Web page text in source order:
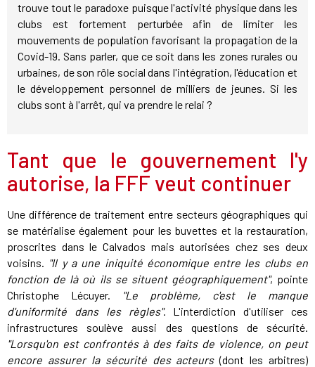
trouve tout le paradoxe puisque l'activité physique dans les
clubs est fortement perturbée afin de limiter les
mouvements de population favorisant la propagation de la
Covid-19. Sans parler, que ce soit dans les zones rurales ou
urbaines, de son rôle social dans l'intégration, l'éducation et
le développement personnel de milliers de jeunes. Si les
clubs sont à l'arrêt, qui va prendre le relai ?
Tant que le gouvernement l'y
autorise, la FFF veut continuer
Une différence de traitement entre secteurs géographiques qui
se matérialise également pour les buvettes et la restauration,
proscrites dans le Calvados mais autorisées chez ses deux
voisins. "Il y a une iniquité économique entre les clubs en
fonction de là où ils se situent géographiquement", pointe
Christophe Lécuyer.
"Le problème, c'est le manque
d'uniformité dans les règles". L'interdiction d'utiliser ces
infrastructures soulève aussi des questions de sécurité.
"Lorsqu'on est confrontés à des faits de violence, on peut
encore assurer la sécurité des acteurs(dont les arbitres)